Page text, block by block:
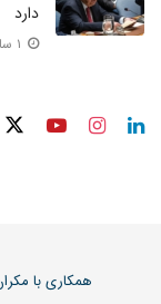
دارد
همکاری با